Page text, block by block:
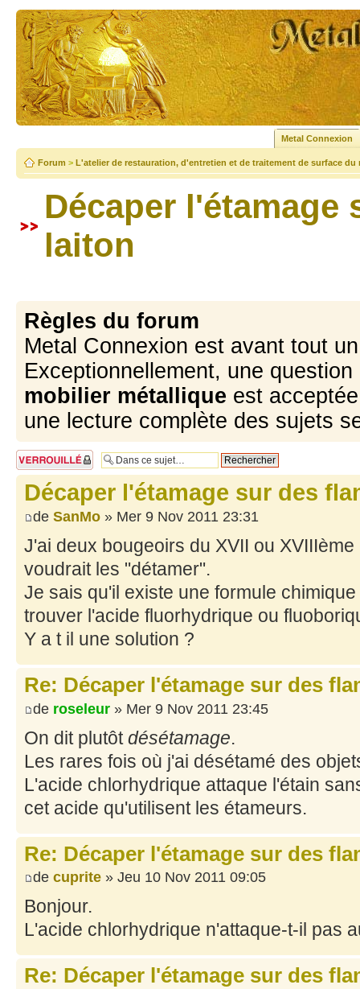
Metal Connexion
Forum > L'atelier de restauration, d'entretien et de traitement de surface du
Décaper l'étamage
laiton
Règles du forum
Metal Connexion est avant tout
Exceptionnellement, une
mobilier métallique est
une lecture complète des sujets
Sujet verrouillé
Décaper l'étamage sur des
de SanMo » Mer 9 Nov 2011 23:31
J'ai deux bougeoirs du XVII ou
voudrait les "détamer".
Je sais qu'il existe une formule
trouver l'acide fluorhydrique ou
Y a t il une solution ?
Re: Décaper l'étamage sur des
de roseleur » Mer 9 Nov 2011 23:45
On dit plutôtdésétamage.
Les rares fois où j'ai désétamé des
L'acide chlorhydrique attaque l'étain
cet acide qu'utilisent les étameurs.
Re: Décaper l'étamage sur des
de cuprite » Jeu 10 Nov 2011 09:05
Bonjour.
L'acide chlorhydrique n'attaque-t-il pas
Re: Décaper l'étamage sur des